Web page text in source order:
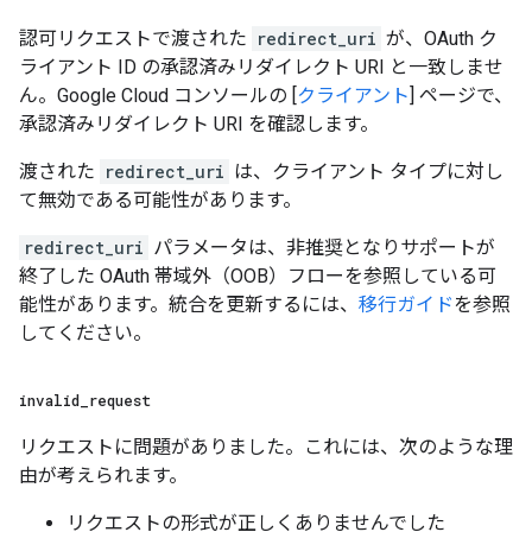
認可リクエストで渡された redirect_uri が、OAuth ク
ライアント ID の承認済みリダイレクト URI と一致しませ
ん。Google Cloud コンソールの [クライアント] ページで、
承認済みリダイレクト URI を確認します。
渡された redirect_uri は、クライアント タイプに対し
て無効である可能性があります。
redirect_uri パラメータは、非推奨となりサポートが
終了した OAuth 帯域外（OOB）フローを参照している可
能性があります。統合を更新するには、 移行ガイドを参照
してください。
invalid request
リクエストに問題がありました。これには、次のような理
由が考えられます。
リクエストの形式が正しくありませんでした